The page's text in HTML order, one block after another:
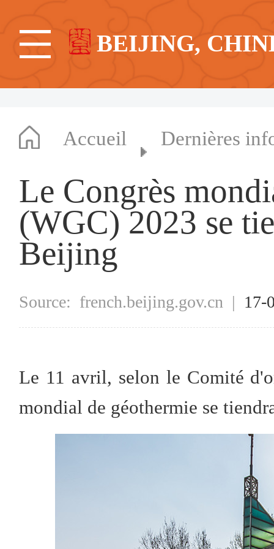
BEIJING,
Accueil Dernières
Le Congrès
(WGC) 2023 se
Beijing
Source: french.beijing.gov.cn |
Le 11 avril, selon le Comité
mondial de géothermie se